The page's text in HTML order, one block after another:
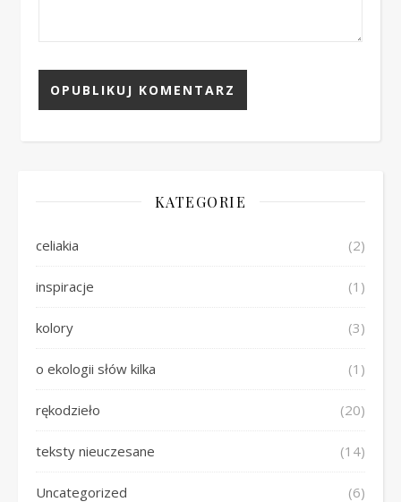
KATEGORIE
celiakia (2)
inspiracje (1)
kolory (3)
o ekologii słów kilka (1)
rękodzieło (20)
teksty nieuczesane (14)
Uncategorized (6)